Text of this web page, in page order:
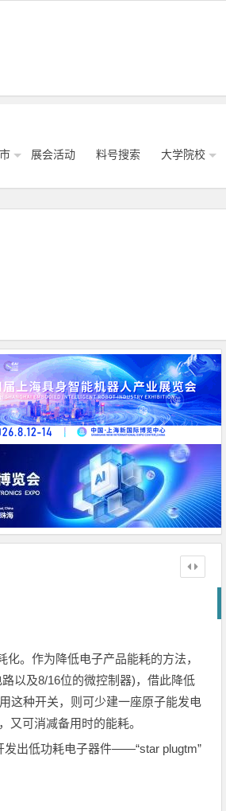
展会活动 料号搜索 大学院校
。作为降低电子产品能耗的方法，
以及8/16位的微控制器)，借此降低
这种开关，则可少建一座原子能发电
又可消减备用时的能耗。
出低功耗电子器件——“star plugtm”